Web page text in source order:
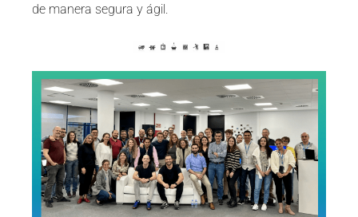
de manera segura y ágil.